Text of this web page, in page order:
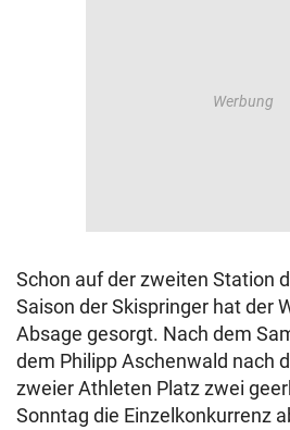
Schon auf der zweiten Station
Saison der Skispringer hat der
Absage gesorgt. Nach dem
dem Philipp Aschenwald nach
zweier Athleten Platz zwei
Sonntag die Einzelkonkurrenz